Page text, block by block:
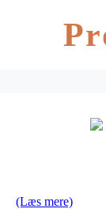
(Læs mere)